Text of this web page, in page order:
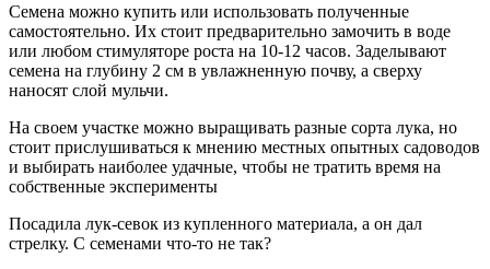
Семена можно купить или использовать полученные
самостоятельно. Их стоит предварительно замочить в воде
или любом стимуляторе роста на 10-12 часов. Заделывают
семена на глубину 2 см в увлажненную почву, а сверху
наносят слой мульчи.
На своем участке можно выращивать разные сорта лука, но
стоит прислушиваться к мнению местных опытных садоводов
и выбирать наиболее удачные, чтобы не тратить время на
собственные эксперименты
Посадила лук-севок из купленного материала, а он дал
стрелку. С семенами что-то не так?